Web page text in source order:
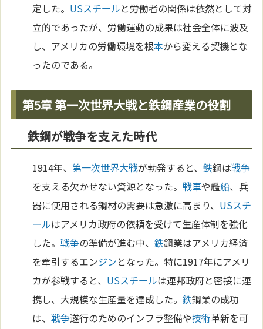
定した。 USスチールと労働者の関係は依然として対
立的であったが、労働運動の成果は社会全体に波及
し、アメリカの労働環境を根本から変える契機とな
ったのである。
第5章 第一次世界大戦と鉄鋼産業の役割
鉄鋼が戦争を支えた時代
1914年、第一次世界大戦が勃発すると、鉄鋼は戦争
を支える欠かせない資源となった。戦車や艦船、兵
器に使用される鋼材の需要は急激に高まり、 USスチ
ールはアメリカ政府の依頼を受けて生産体制を強化
した。戦争の準備が進む中、鉄鋼業はアメリカ経済
を牽引するエンジンとなった。特に1917年にアメリ
カが参戦すると、 USスチールは連邦政府と密接に連
携し、大規模な生産量を達成した。鉄鋼業の成功
は、戦争遂行のためのインフラ整備や技術革新を可